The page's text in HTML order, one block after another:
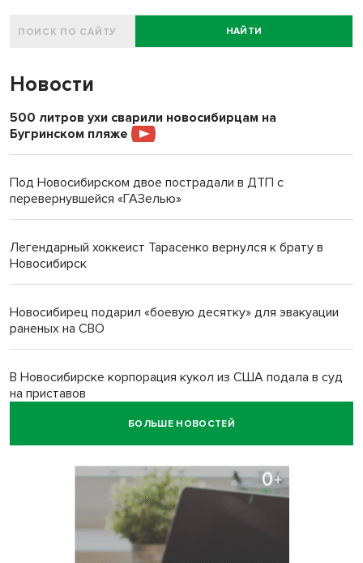
НАЙТИ
Новости
500 литров ухи сварили новосибирцам на
Бугринском пляже
Под Новосибирском двое пострадали в ДТП с
перевернувшейся «ГАЗелью»
Легендарный хоккеист Тарасенко вернулся к брату в
Новосибирск
Новосибирец подарил «боевую десятку» для эвакуации
раненых на СВО
В Новосибирске корпорация кукол из США подала в суд
на приставов
В Новосибирске минздрав объявил бесплатную
В Новосибирске врачи прооперировали 25 тысяч
пациентов с катарактой
БОЛЬШЕ НОВОСТЕЙ